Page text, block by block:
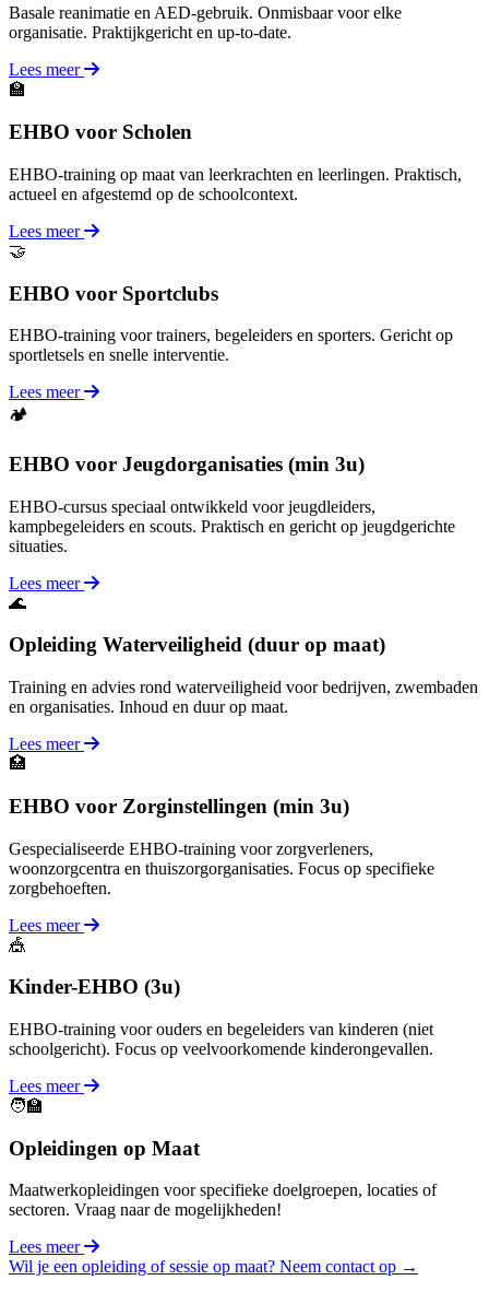
Basale reanimatie en AED-gebruik. Onmisbaar voor elke
organisatie. Praktijkgericht en up-to-date.
Lees meer
🏫
EHBO voor Scholen
EHBO-training op maat van leerkrachten en leerlingen. Praktisch,
actueel en afgestemd op de schoolcontext.
Lees meer
🤝
EHBO voor Sportclubs
EHBO-training voor trainers, begeleiders en sporters. Gericht op
sportletsels en snelle interventie.
Lees meer
🏕️
EHBO voor Jeugdorganisaties (min 3u)
EHBO-cursus speciaal ontwikkeld voor jeugdleiders,
kampbegeleiders en scouts. Praktisch en gericht op jeugdgerichte
situaties.
Lees meer
🌊
Opleiding Waterveiligheid (duur op maat)
Training en advies rond waterveiligheid voor bedrijven, zwembaden
en organisaties. Inhoud en duur op maat.
Lees meer
🏥
EHBO voor Zorginstellingen (min 3u)
Gespecialiseerde EHBO-training voor zorgverleners,
woonzorgcentra en thuiszorgorganisaties. Focus op specifieke
zorgbehoeften.
Lees meer
🎪
Kinder-EHBO (3u)
EHBO-training voor ouders en begeleiders van kinderen (niet
schoolgericht). Focus op veelvoorkomende kinderongevallen.
Lees meer
🧑‍🏫
Opleidingen op Maat
Maatwerkopleidingen voor specifieke doelgroepen, locaties of
sectoren. Vraag naar de mogelijkheden!
Lees meer
Wil je een opleiding of sessie op maat? Neem contact op →